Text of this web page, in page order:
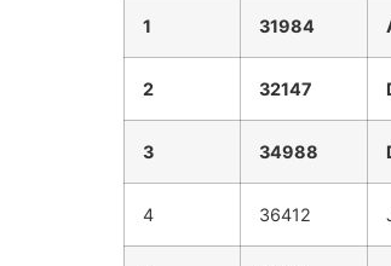
1 31984
2 32147
3 34988
4 36412